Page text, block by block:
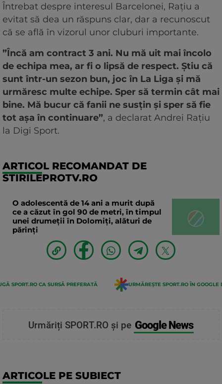
Întrebat despre interesul Barcelonei, Rațiu a
evitat să dea un răspuns clar, dar a recunoscut
că se află în vizorul unor cluburi importante.
”Încă am contract 3 ani. Nu mă uit mai încolo
de echipa mea, ar fi o lipsă de respect. Știu că
sunt într-un sezon bun, joc în La Liga și mă
urmăresc multe echipe. Sper să termin cât mai
bine. Mă bucur că fanii ne susțin și sper să fie
tot așa în continuare”, a declarat Andrei Rațiu
la Digi Sport.
ARTICOL RECOMANDAT DE
STIRILEPROTV.RO
O adolescentă de 14 ani a murit după
ce a căzut în gol 90 de metri, în timpul
unei drumeții în Dolomiți, alături de
părinți
SPORT.RO CA SURSĂ PREFERATĂ URMĂREȘTE SPORT.RO ÎN GOOGLE
Urmăriți SPORT.RO și pe Google News
ARTICOLE PE SUBIECT